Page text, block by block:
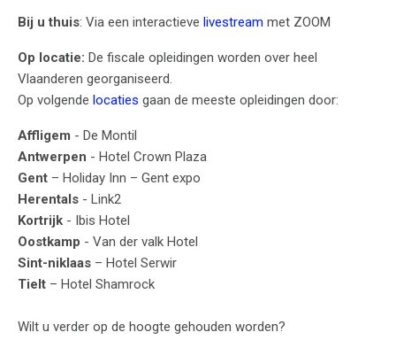
Bij u thuis: Via een interactieve livestream met ZOOM
Op locatie: De fiscale opleidingen worden over heel
Vlaanderen georganiseerd.
Op volgende locaties gaan de meeste opleidingen door:
Affligem - De Montil
Antwerpen - Hotel Crown Plaza
Gent – Holiday Inn – Gent expo
Herentals - Link2
Kortrijk - Ibis Hotel
Oostkamp - Van der valk Hotel
Sint-niklaas – Hotel Serwir
Tielt – Hotel Shamrock
Wilt u verder op de hoogte gehouden worden?